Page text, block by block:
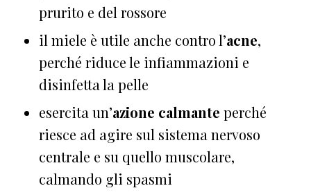
prurito e del rossore
il miele è utile anche contro l’acne,
perché riduce le infiammazioni e
disinfetta la pelle
esercita un’azione calmante perché
riesce ad agire sul sistema nervoso
centrale e su quello muscolare,
calmando gli spasmi